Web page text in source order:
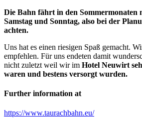
Die Bahn fährt in den Sommermonaten
Samstag und Sonntag, also bei der
achten.
Uns hat es einen riesigen Spaß gemacht.
empfehlen. Für uns endeten damit
nicht zuletzt weil wir im Hotel Neuwirt
waren und bestens versorgt wurden.
Further information at
https://www.taurachbahn.eu/